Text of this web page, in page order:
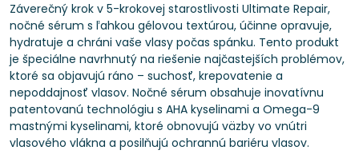
Záverečný krok v 5-krokovej starostlivosti Ultimate Repair,
nočné sérum s ľahkou gélovou textúrou, účinne opravuje,
hydratuje a chráni vaše vlasy počas spánku. Tento produkt
je špeciálne navrhnutý na riešenie najčastejších problémov,
ktoré sa objavujú ráno – suchosť, krepovatenie a
nepoddajnosť vlasov. Nočné sérum obsahuje inovatívnu
patentovanú technológiu s AHA kyselinami a Omega-9
mastnými kyselinami, ktoré obnovujú väzby vo vnútri
vlasového vlákna a posilňujú ochrannú bariéru vlasov.